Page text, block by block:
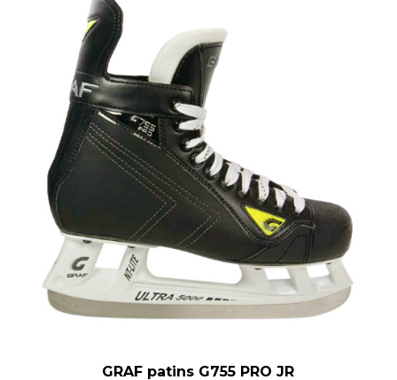
GRAF patins G755 PRO JR